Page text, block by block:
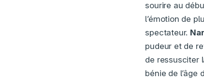
sourire au
l’émotion de
spectateur.
pudeur et de
de ressusciter
bénie de l’âge